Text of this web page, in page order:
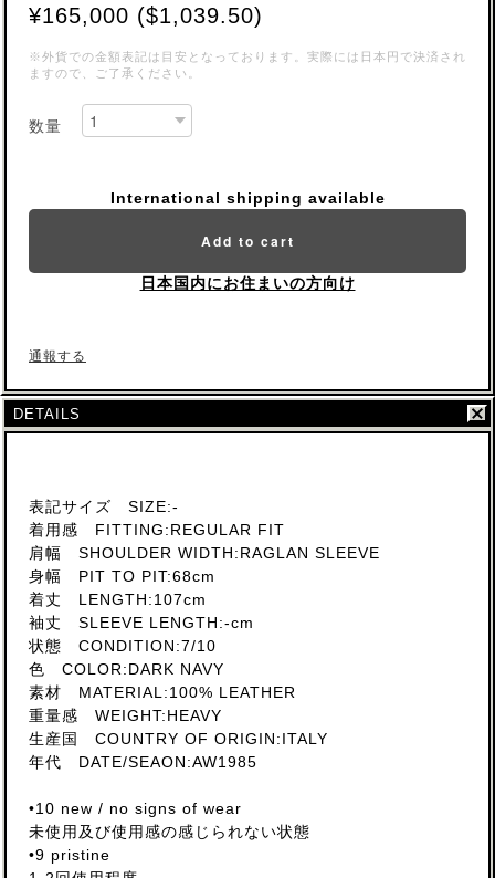
¥165,000 ($1,039.50)
※外貨での金額表記は目安となっております。実際には日本円で決済され
ますので、ご了承ください。
数量
International shipping available
Add to cart
日本国内にお住まいの方向け
通報する
DETAILS
表記サイズ SIZE:-
着用感 FITTING:REGULAR FIT
肩幅 SHOULDER WIDTH:RAGLAN SLEEVE
身幅 PIT TO PIT:68cm
着丈 LENGTH:107cm
袖丈 SLEEVE LENGTH:-cm
状態 CONDITION:7/10
色 COLOR:DARK NAVY
素材 MATERIAL:100% LEATHER
重量感 WEIGHT:HEAVY
生産国 COUNTRY OF ORIGIN:ITALY
年代 DATE/SEAON:AW1985
•10 new / no signs of wear
未使用及び使用感の感じられない状態
•9 pristine